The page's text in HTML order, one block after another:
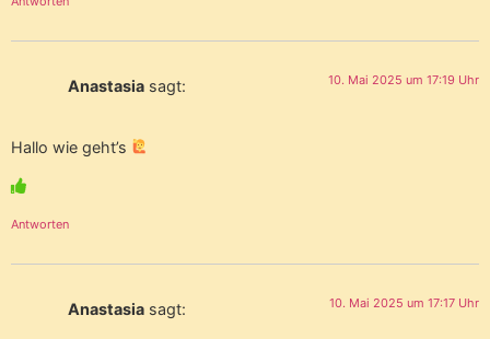
Anastasia sagt: 10. Mai 2025 um 17:19 Uhr
Hallo wie geht’s
Antworten
Anastasia sagt: 10. Mai 2025 um 17:17 Uhr